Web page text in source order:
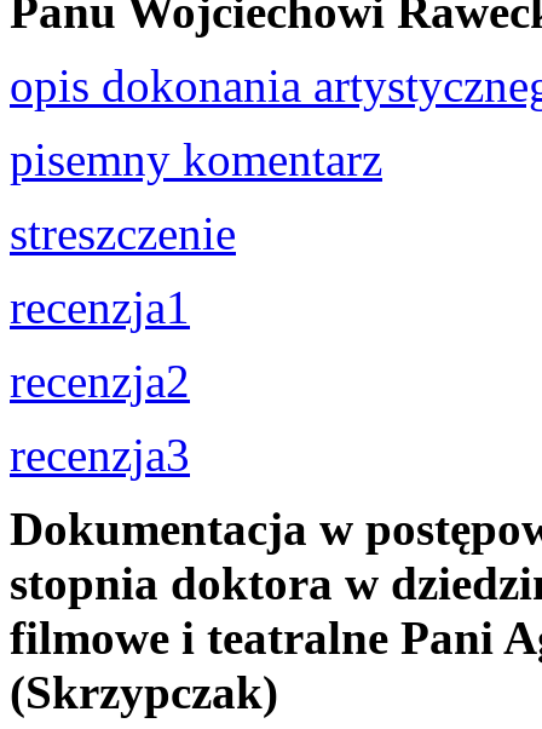
Panu Wojciechowi
opis dokonania
pisemny komentarz
streszczenie
recenzja1
recenzja2
recenzja3
Dokumentacja w
stopnia doktora w
filmowe i teatralne Pani
(Skrzypczak)